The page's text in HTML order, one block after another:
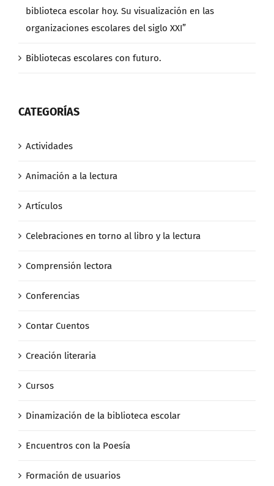
biblioteca escolar hoy. Su visualización en las
organizaciones escolares del siglo XXI”
Bibliotecas escolares con futuro.
CATEGORÍAS
Actividades
Animación a la lectura
Artículos
Celebraciones en torno al libro y la lectura
Comprensión lectora
Conferencias
Contar Cuentos
Creación literaria
Cursos
Dinamización de la biblioteca escolar
Encuentros con la Poesía
Formación de usuarios